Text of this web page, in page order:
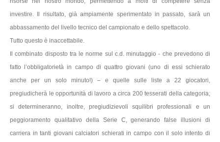
investire. Il risultato, già ampiamente sperimentato in passato, sarà un
abbassamento del livello tecnico del campionato e dello spettacolo.
Tutto questo è inaccettabile.
Il combinato disposto tra le norme sul c.d. minutaggio - che prevedono di
fatto l’obbligatorietà in campo di quattro giovani (uno di essi schierato
anche per un solo minuto!) – e quelle sulle liste a 22 giocatori,
pregiudicherà le opportunità di lavoro a circa 200 tesserati della categoria;
si determineranno, inoltre, pregiudizievoli squilibri professionali e un
peggioramento qualitativo della Serie C, generando false illusioni di
carriera in tanti giovani calciatori schierati in campo con il solo intento di